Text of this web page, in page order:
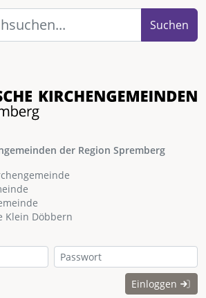
Suchen
der Region Spremberg
Klein Döbbern
Einloggen